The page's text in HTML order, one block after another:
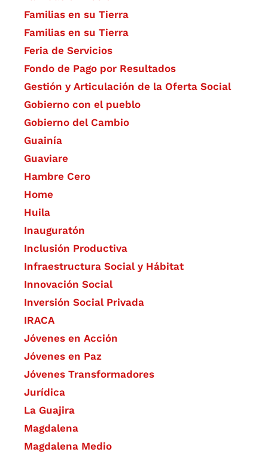
Familias en su Tierra
Familias en su Tierra
Feria de Servicios
Fondo de Pago por Resultados
Gestión y Articulación de la Oferta Social
Gobierno con el pueblo
Gobierno del Cambio
Guainía
Guaviare
Hambre Cero
Home
Huila
Inauguratón
Inclusión Productiva
Infraestructura Social y Hábitat
​Innovación Social
Inversión Social Privada
IRACA
Jóvenes en Acción
Jóvenes en Paz
Jóvenes Transformadores
Jurídica
La Guajira
Magdalena
Magdalena Medio